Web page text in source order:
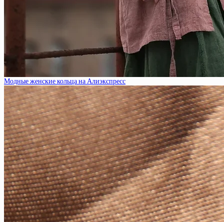
Модные женские кольца на Алиэкспресс